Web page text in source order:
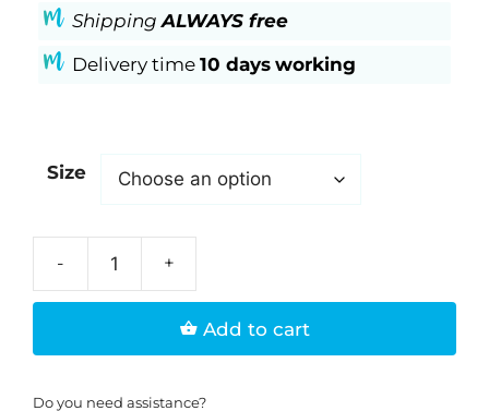
ShippingALWAYS free
Delivery time 10 days working
Size
a
vento
basic
Add to cart
Do you need assistance?